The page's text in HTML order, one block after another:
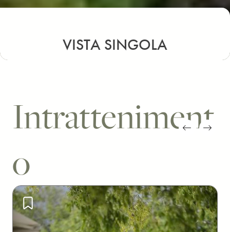
VISTA SINGOLA
Intratteniment
o